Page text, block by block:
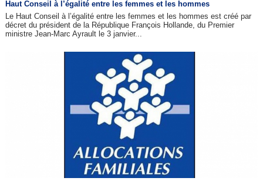
Haut Conseil à l’égalité entre les femmes et les hommes
Le Haut Conseil à l’égalité entre les femmes et les hommes est créé par
décret du président de la République François Hollande, du Premier
ministre Jean-Marc Ayrault le 3 janvier...